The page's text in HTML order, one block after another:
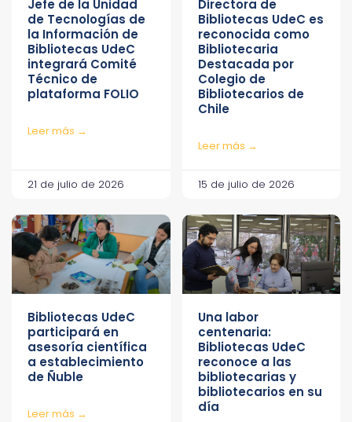
Jefe de la Unidad
de Tecnologías de
la Información de
Bibliotecas UdeC
integrará Comité
Técnico de
plataforma FOLIO
Leer más →
21 de julio de 2026
Directora de
Bibliotecas UdeC es
reconocida como
Bibliotecaria
Destacada por
Colegio de
Bibliotecarios de
Chile
Leer más →
15 de julio de 2026
Bibliotecas UdeC
participará en
asesoría científica
a establecimiento
de Ñuble
Leer más →
Una labor
centenaria:
Bibliotecas UdeC
reconoce a las
bibliotecarias y
bibliotecarios en su
día